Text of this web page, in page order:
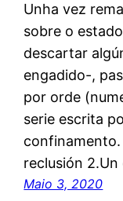
Unha vez
sobre o
descartar
engadido-,
por orde
serie escrita
confinamento.
reclusión
Maio 3, 2020